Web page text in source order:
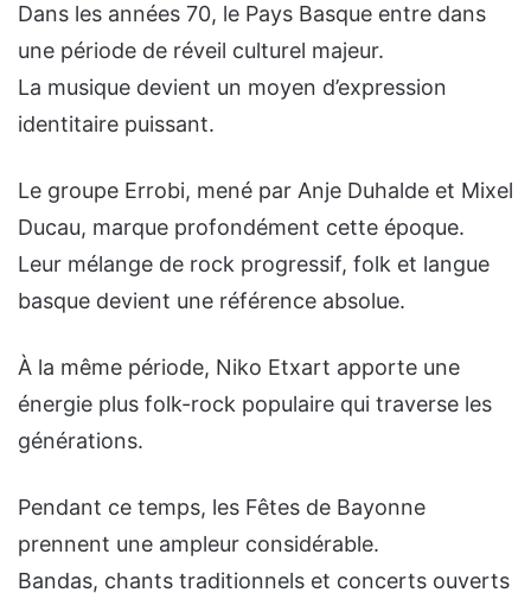
Dans les années 70, le Pays Basque entre dans
une période de réveil culturel majeur.
La musique devient un moyen d’expression
identitaire puissant.
Le groupe Errobi, mené par Anje Duhalde et Mixel
Ducau, marque profondément cette époque.
Leur mélange de rock progressif, folk et langue
basque devient une référence absolue.
À la même période, Niko Etxart apporte une
énergie plus folk-rock populaire qui traverse les
générations.
Pendant ce temps, les Fêtes de Bayonne
prennent une ampleur considérable.
Bandas, chants traditionnels et concerts ouverts